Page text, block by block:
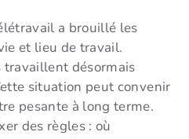
a brouillé les
et lieu de travail.
travaillent désormais
situation peut convenir
pesante à long terme.
des règles : où